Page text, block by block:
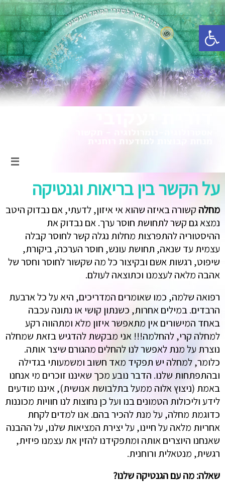
פתח סרגל נגישות
על הקשר בין בריאות וגנטיקה
מחלה קשורה באיזה שהוא אי איזון, לדעתי, אם נבדוק היטב
נמצא גם קשר לתחושת חוסר ערך. אם נבדוק את
ההיסטוריה להתפרצות מחלות נגלה קשר לחוסר קבלה
עצמית עד שנאה, תחושת עונש, חוסר הערכה, ביקורת,
שיפוט, רגשות אשם ובקיצור כל מה שקשור לחוסר וחסר של
אהבה מלאה לעצמנו וכתוצאה לעולם.
רפואה שלמה, כמו שאומרים המדריכים, היא על כל ארבעת
הרבדים. במילים אחרות, כשנתון קושי או נתונה עכבה
באחד המישורים אין מתאפשר איזון מלא ומתהווה רקע
למחלה קרי, להחלמה!!! אני מבקשת להדגיש בזאת שמחלה
נוצרת על מנת לאפשר לנו להחלים מהגורם שיצר אותה.
כלומר, למחלה יש תפקיד מאד חשוב ומשמעותי בגדילה
ובהתפתחות שלנו. הדבר נובע מכך שאיננו זוכרים מי אנחנו
באמת (ניצוץ אלוה ממעל בתלבושת אנושית), איננו מודעים
לידע וליכולות הטמונים בנו ועל כן נחוצות לנו חוויות מכוננות
כדוגמת מחלה, על מנת להכיר בהם. אנו למדים לקחת
אחריות מלאה על חיינו, על יצירת המציאות שלנו, על ההבנה
שאנחנו היוצרים אותה ומתפקידנו להזין את עצמנו פיזית,
רגשית, מנטאלית ורוחנית.
שאלה:מה עם הגנטיקה שלנו?